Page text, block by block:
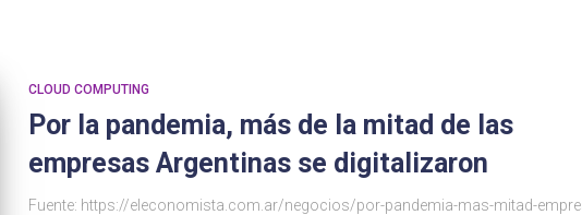
CLOUD COMPUTING
Por la pandemia, más de la mitad de las
empresas Argentinas se digitalizaron
Fuente: https://eleconomista.com.ar/negocios/por-pandemia-mas-mitad-